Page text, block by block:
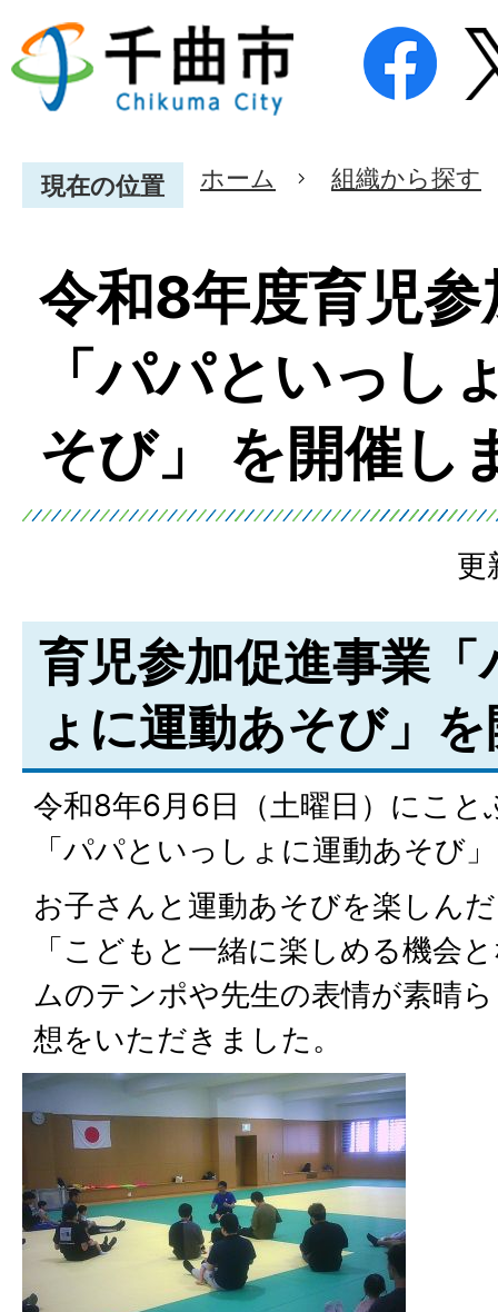
現在の位置 ホーム 組織から探す
令和8年度育児
「パパといっし
そび」 を開催し
更
育児参加促進事業
ょに運動あそび」
令和8年6月6日（土曜日）にこと
「パパといっしょに運動あそび
お子さんと運動あそびを楽しん
「こどもと一緒に楽しめる機会
ムのテンポや先生の表情が素晴
想をいただきました。